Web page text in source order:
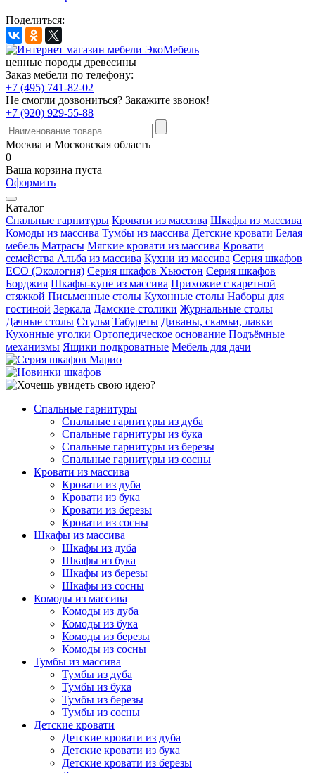
Поделиться:
ценные породы древесины
Заказ мебели по телефону:
+7 (495) 741-82-02
Не смогли дозвониться? Закажите звонок!
+7 (920) 929-55-88
Москва и Московская область
0
Ваша корзина пуста
Оформить
Каталог
Спальные гарнитуры Кровати из массива Шкафы из массива
Комоды из массива Тумбы из массива Детские кровати Белая
мебель Матрасы Мягкие кровати из массива Кровати
семейства Альба из массива Кухни из массива Серия шкафов
ECO (Экология) Серия шкафов Хьюстон Серия шкафов
Борджия Шкафы-купе из массива Прихожие с каретной
стяжкой Письменные столы Кухонные столы Наборы для
гостиной Зеркала Дамские столики Журнальные столы
Дачные столы Стулья Табуреты Диваны, скамьи, лавки
Кухонные уголки Ортопедическое основание Подъёмные
механизмы Ящики подкроватные Мебель для дачи
Спальные гарнитуры
Спальные гарнитуры из дуба
Спальные гарнитуры из бука
Спальные гарнитуры из березы
Спальные гарнитуры из сосны
Кровати из массива
Кровати из дуба
Кровати из бука
Кровати из березы
Кровати из сосны
Шкафы из массива
Шкафы из дуба
Шкафы из бука
Шкафы из березы
Шкафы из сосны
Комоды из массива
Комоды из дуба
Комоды из бука
Комоды из березы
Комоды из сосны
Тумбы из массива
Тумбы из дуба
Тумбы из бука
Тумбы из березы
Тумбы из сосны
Детские кровати
Детские кровати из дуба
Детские кровати из бука
Детские кровати из березы